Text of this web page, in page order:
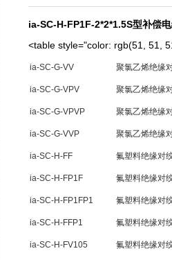
ia-SC-H-FP1F-2*2*1.5S型补偿
<table style="color: rgb(51, 51,
ia-SC-G-VV 聚氯乙烯绝缘
ia-SC-G-VPV 聚氯乙烯绝缘
ia-SC-G-VPVP 聚氯乙烯绝缘
ia-SC-G-VVP 聚氯乙烯绝缘
ia-SC-H-FF 氟塑料绝缘对
ia-SC-H-FP1F 氟塑料绝缘对
ia-SC-H-FP1FP1 氟塑料绝缘对
ia-SC-H-FFP1 氟塑料绝缘对
ia-SC-H-FV105 氟塑料绝缘对